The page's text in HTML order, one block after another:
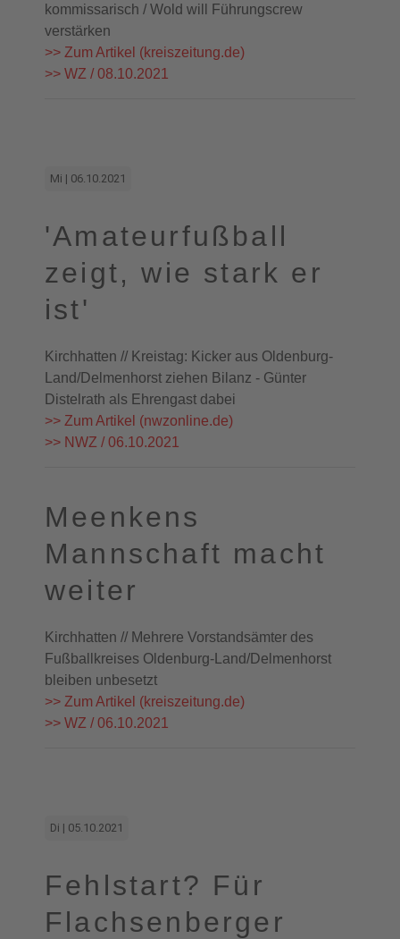
kommissarisch / Wold will Führungscrew
verstärken
>> Zum Artikel (kreiszeitung.de)
>> WZ / 08.10.2021
Mi | 06.10.2021
'Amateurfußball
zeigt, wie stark er
ist'
Kirchhatten // Kreistag: Kicker aus Oldenburg-
Land/Delmenhorst ziehen Bilanz - Günter
Distelrath als Ehrengast dabei
>> Zum Artikel (nwzonline.de)
>> NWZ / 06.10.2021
Meenkens
Mannschaft macht
weiter
Kirchhatten // Mehrere Vorstandsämter des
Fußballkreises Oldenburg-Land/Delmenhorst
bleiben unbesetzt
>> Zum Artikel (kreiszeitung.de)
>> WZ / 06.10.2021
Di | 05.10.2021
Fehlstart? Für
Flachsenberger